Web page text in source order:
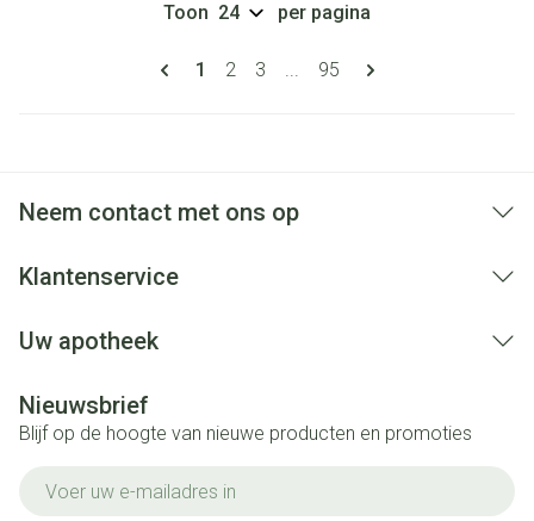
Pagina's
U lees momenteel pagina
1 Pagina
2 Pagina
3 ... Pagina
95
Toon per pagina
Neem contact met ons op
Klantenservice
Uw apotheek
Nieuwsbrief
Blijf op de hoogte van nieuwe producten en promoties